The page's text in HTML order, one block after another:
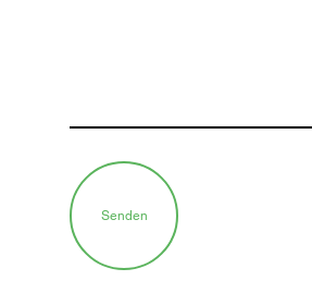
Senden